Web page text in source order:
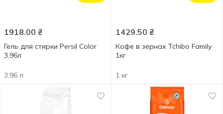
1918.00 ₴
Гель для стирки Persil Color
3,96л
3.96 л
1429.50 ₴
Кофе в зернах Tchibo Family
1кг
1 кг